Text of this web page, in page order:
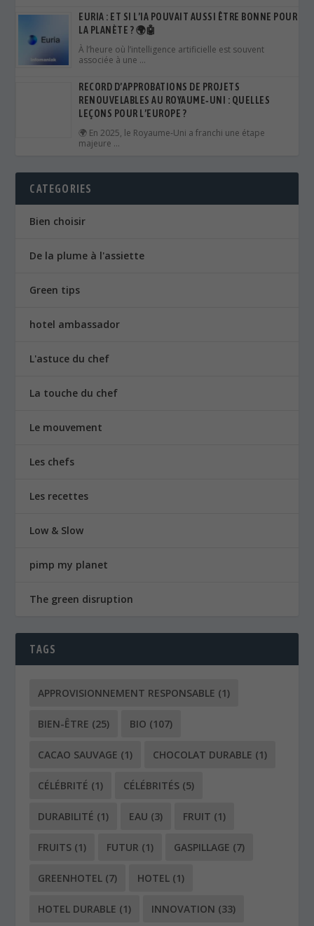
EURIA : ET SI L’IA POUVAIT AUSSI ÊTRE BONNE POUR
LA PLANÈTE ? 🌍🤖
À l’heure où l’intelligence artificielle est souvent
associée à une …
RECORD D’APPROBATIONS DE PROJETS
RENOUVELABLES AU ROYAUME‑UNI : QUELLES
LEÇONS POUR L’EUROPE ?
🌍 En 2025, le Royaume‑Uni a franchi une étape
majeure …
CATEGORIES
Bien choisir
De la plume à l'assiette
Green tips
hotel ambassador
L'astuce du chef
La touche du chef
Le mouvement
Les chefs
Les recettes
Low & Slow
pimp my planet
The green disruption
TAGS
APPROVISIONNEMENT RESPONSABLE (1)
BIEN-ÊTRE (25) BIO (107)
CACAO SAUVAGE (1) CHOCOLAT DURABLE (1)
CÉLÉBRITÉ (1) CÉLÉBRITÉS (5)
DURABILITÉ (1) EAU (3) FRUIT (1)
FRUITS (1) FUTUR (1) GASPILLAGE (7)
GREENHOTEL (7) HOTEL (1)
HOTEL DURABLE (1) INNOVATION (33)